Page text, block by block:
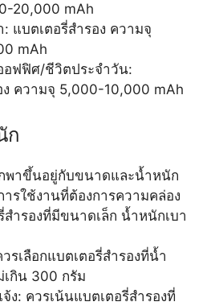
20,000 mAh
: แบตเตอรี่สำรอง ความจุ
mAh
อฟฟิศ/ชีวิตประจำวัน:
ง ความจุ 5,000-10,000 mAh
ก
พาขึ้นอยู่กับขนาดและน้ำหนัก
ารใช้งานที่ต้องการความคล่อง
สำรองที่มีขนาดเล็ก น้ำหนักเบา
รเลือกแบตเตอรี่สำรองที่น้ำ
เกิน 300 กรัม
ง: ควรเน้นแบตเตอรี่สำรองที่